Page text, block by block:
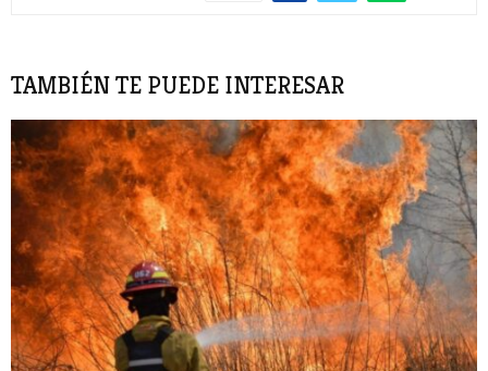
TAMBIÉN TE PUEDE INTERESAR